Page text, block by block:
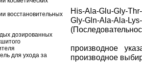
восстановительных
дозированных
для ухода за
His-Ala-Glu-Gly-
Gly-Gln-Ala-Ala-
производное
производное